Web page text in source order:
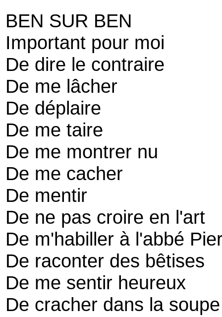
BEN SUR BEN
Important pour moi
De dire le contraire
De me lâcher
De déplaire
De me taire
De me montrer nu
De me cacher
De mentir
De ne pas croire en l'art
De m'habiller à l'abbé
De raconter des bêtises
De me sentir heureux
De cracher dans la soupe